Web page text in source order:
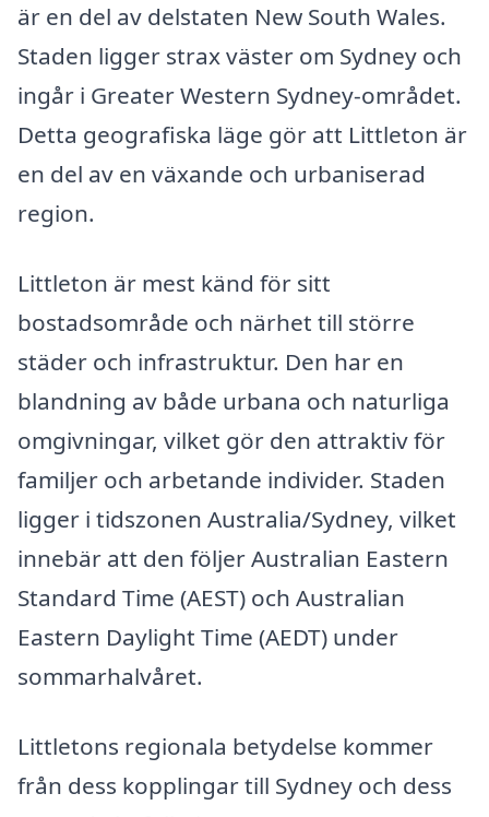
är en del av delstaten New South Wales.
Staden ligger strax väster om Sydney och
ingår i Greater Western Sydney-området.
Detta geografiska läge gör att Littleton är
en del av en växande och urbaniserad
region.
Littleton är mest känd för sitt
bostadsområde och närhet till större
städer och infrastruktur. Den har en
blandning av både urbana och naturliga
omgivningar, vilket gör den attraktiv för
familjer och arbetande individer. Staden
ligger i tidszonen Australia/Sydney, vilket
innebär att den följer Australian Eastern
Standard Time (AEST) och Australian
Eastern Daylight Time (AEDT) under
sommarhalvåret.
Littletons regionala betydelse kommer
från dess kopplingar till Sydney och dess